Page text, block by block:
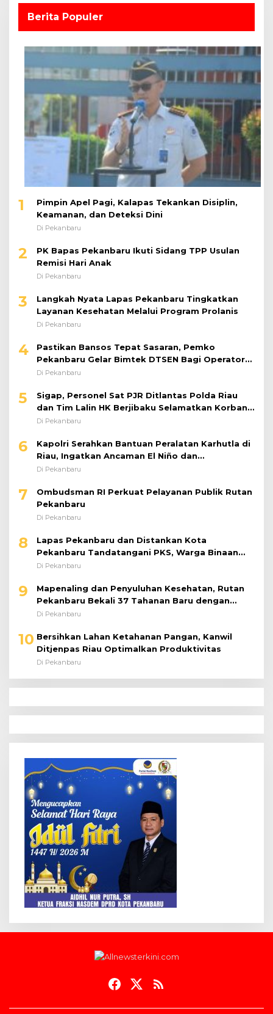
Berita Populer
1
Pimpin Apel Pagi, Kalapas Tekankan Disiplin,
Keamanan, dan Deteksi Dini
Di Pekanbaru
2
PK Bapas Pekanbaru Ikuti Sidang TPP Usulan
Remisi Hari Anak
Di Pekanbaru
3
Langkah Nyata Lapas Pekanbaru Tingkatkan
Layanan Kesehatan Melalui Program Prolanis
Di Pekanbaru
4
Pastikan Bansos Tepat Sasaran, Pemko
Pekanbaru Gelar Bimtek DTSEN Bagi Operator
Puskessos
Di Pekanbaru
5
Sigap, Personel Sat PJR Ditlantas Polda Riau
dan Tim Lalin HK Berjibaku Selamatkan Korban
Kecelakaan di Tol Pekanbaru–Dumai
Di Pekanbaru
6
Kapolri Serahkan Bantuan Peralatan Karhutla di
Riau, Ingatkan Ancaman El Niño dan
Prioritaskan Pencegahan
Di Pekanbaru
7
Ombudsman RI Perkuat Pelayanan Publik Rutan
Pekanbaru
Di Pekanbaru
8
Lapas Pekanbaru dan Distankan Kota
Pekanbaru Tandatangani PKS, Warga Binaan
Dibekali Keterampilan Peternakan Ayam Petelur
Di Pekanbaru
9
Mapenaling dan Penyuluhan Kesehatan, Rutan
Pekanbaru Bekali 37 Tahanan Baru dengan
Edukasi TBC, HIV, dan Bahaya Narkoba
Di Pekanbaru
10 Bersihkan Lahan Ketahanan Pangan, Kanwil
Ditjenpas Riau Optimalkan Produktivitas
Di Pekanbaru